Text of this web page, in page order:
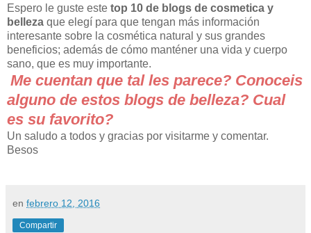
Espero le guste este top 10 de blogs de cosmetica y
belleza que elegí para que tengan más información
interesante sobre la cosmética natural y sus grandes
beneficios; además de cómo manténer una vida y cuerpo
sano, que es muy importante.
Me cuentan que tal les parece? Conoceis
alguno de estos blogs de belleza? Cual
es su favorito?
Un saludo a todos y gracias por visitarme y comentar.
Besos
en febrero 12, 2016
Compartir